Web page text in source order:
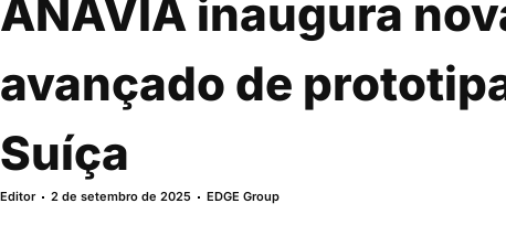
ANAVIA inaugura
avançado de
Suíça
Editor 2 de setembro de 2025 EDGE Group